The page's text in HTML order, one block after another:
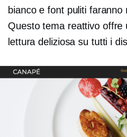
bianco e font puliti
Questo tema reattivo offre
lettura deliziosa su tutti i